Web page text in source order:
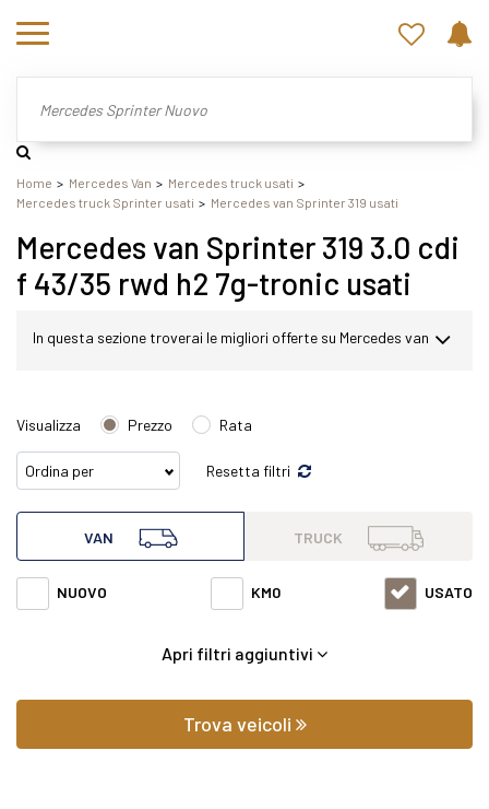
Home Mercedes Van
Mercedes truck usati
Mercedes truck Sprinter usati
Mercedes van Sprinter 319 usati
Mercedes van Sprinter 319 3.0 cdi
f 43/35 rwd h2 7g-tronic usati
In questa sezione troverai le migliori offerte su Mercedes van
Mercedes van Sprinter 319 3.0 cdi f 43/35 rwd h2 7g-tronic
con varie fasce di prezzi ed equipaggiamenti in grado di
soddisfare qualsiasi esigenza di comfort o prestazione.
Oltre a conoscere il prezzo potrai scoprire gli
Visualizza Prezzo Rata
Resetta filtri
VAN TRUCK
NUOVO KM0 USATO
Apri filtri aggiuntivi
Trova veicoli